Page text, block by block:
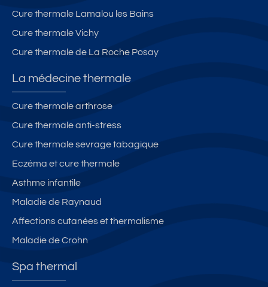
Cure thermale Lamalou les Bains
Cure thermale Vichy
Cure thermale de La Roche Posay
La médecine thermale
Cure thermale arthrose
Cure thermale anti-stress
Cure thermale sevrage tabagique
Eczéma et cure thermale
Asthme infantile
Maladie de Raynaud
Affections cutanées et thermalisme
Maladie de Crohn
Spa thermal